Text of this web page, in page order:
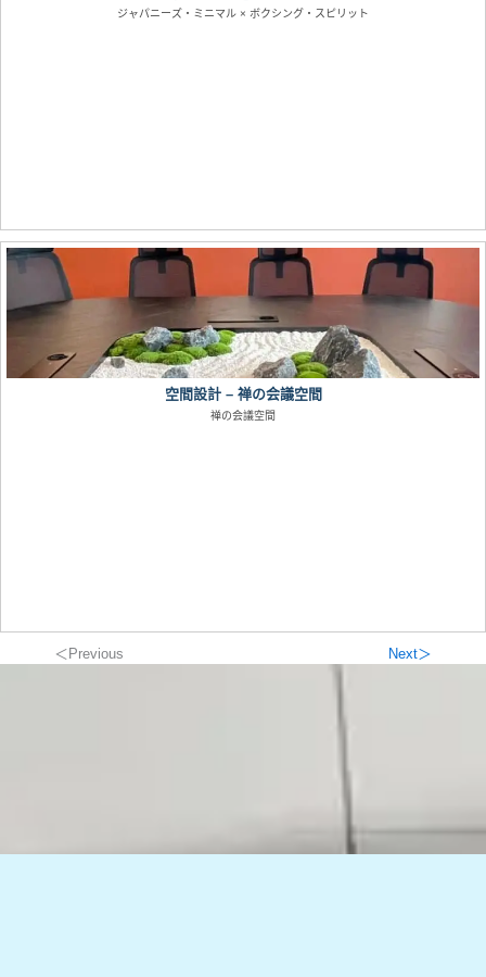
ジャパニーズ・ミニマル × ボクシング・スピリット
空間設計 – 禅の会議空間
禅の会議空間
＜Previous Next＞